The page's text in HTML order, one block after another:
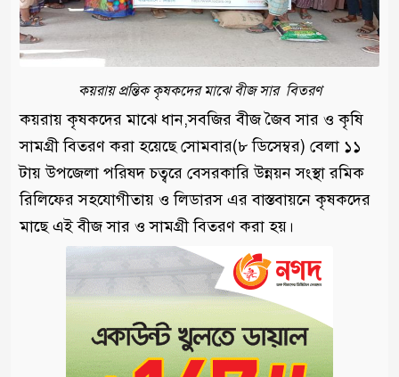
কয়রায় প্রন্তিক কৃষকদের মাঝে বীজ সার বিতরণ
কয়রায় কৃষকদের মাঝে ধান,সবজির বীজ জৈব সার ও কৃষি
সামগ্রী বিতরণ করা হয়েছে সোমবার(৮ ডিসেম্বর) বেলা ১১
টায় উপজেলা পরিষদ চত্বরে বেসরকারি উন্নয়ন সংস্থা রমিক
রিলিফের সহযোগীতায় ও লিডারস এর বাস্তবায়নে কৃষকদের
মাছে এই বীজ সার ও সামগ্রী বিতরণ করা হয়।